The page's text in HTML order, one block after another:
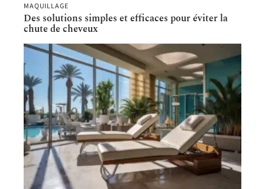
MAQUILLAGE
Des solutions simples et efficaces pour éviter la
chute de cheveux